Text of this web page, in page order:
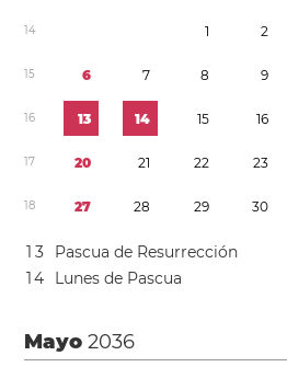
14 1 2
15 6 7 8 9
16 13 14 15 16
17 20 21 22 23
18 27 28 29 30
1 3
Pascua de Resurrección
14 Lunes de Pascua
Mayo2036